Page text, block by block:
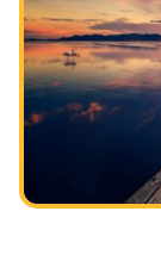
Los ayunos
Janucá
Purim